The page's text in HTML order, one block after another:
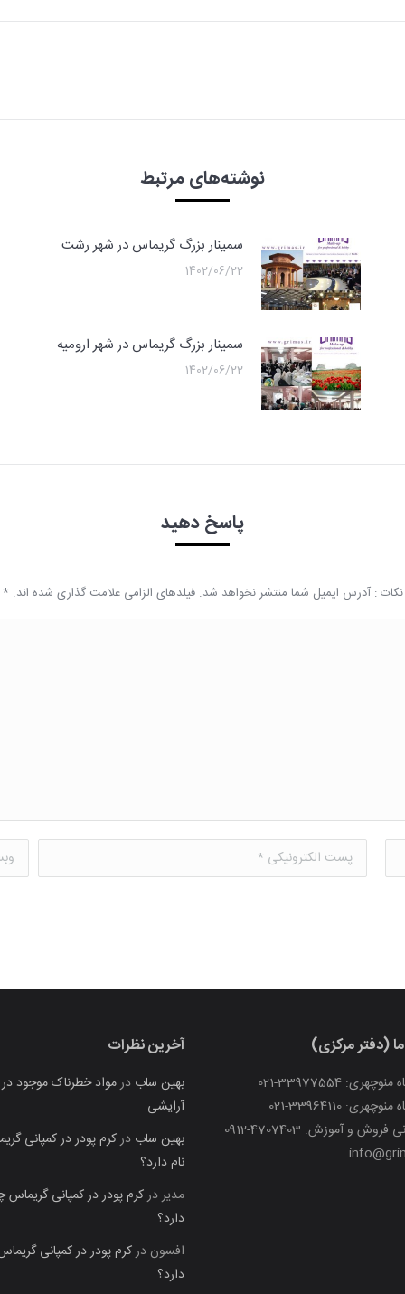
نوشته‌های مرتبط
سمینار بزرگ گریماس در شهر رشت
1402/06/22
سمینار بزرگ گریماس در شهر ارومیه
1402/06/22
پاسخ دهید
نکات : آدرس ایمیل شما منتشر نخواهد شد. فیلدهای الزامی علامت گذاری شده اند. *
پست الکترونیکی *
(دفتر مرکزی)
33977554-021
33964110-021
و آموزش: 4707403-0912
آخرین نظرات
بهین ساب درمواد خطرناک موجود در
آرایشی
بهین ساب درکرم پودر در کمپانی
نام دارد؟
مدیردرکرم پودر در کمپانی گریماس
دارد؟
افسون درکرم پودر در کمپانی
دارد؟